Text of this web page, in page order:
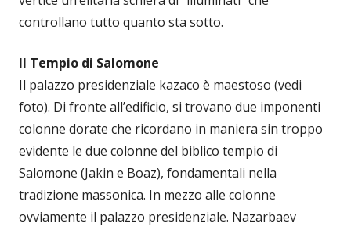
controllano tutto quanto sta sotto.
Il Tempio di Salomone
Il palazzo presidenziale kazaco è maestoso (vedi
foto). Di fronte all’edificio, si trovano due imponenti
colonne dorate che ricordano in maniera sin troppo
evidente le due colonne del biblico tempio di
Salomone (Jakin e Boaz), fondamentali nella
tradizione massonica. In mezzo alle colonne
ovviamente il palazzo presidenziale. Nazarbaev